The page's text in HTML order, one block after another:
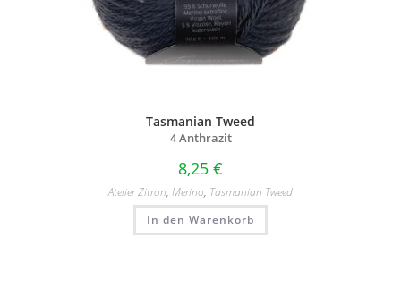
Tasmanian Tweed
4 Anthrazit
8,25 €
Atelier Zitron, Merino, Tasmanian Tweed
In den Warenkorb